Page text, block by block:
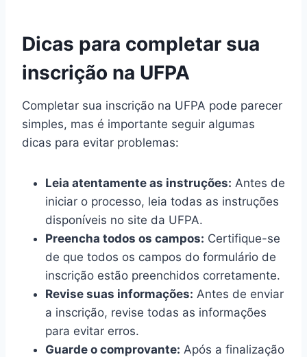
Dicas para completar sua
inscrição na UFPA
Completar sua inscrição na UFPA pode parecer
simples, mas é importante seguir algumas
dicas para evitar problemas:
Leia atentamente as instruções: Antes de
iniciar o processo, leia todas as instruções
disponíveis no site da UFPA.
Preencha todos os campos: Certifique-se
de que todos os campos do formulário de
inscrição estão preenchidos corretamente.
Revise suas informações: Antes de enviar
a inscrição, revise todas as informações
para evitar erros.
Guarde o comprovante: Após a finalização